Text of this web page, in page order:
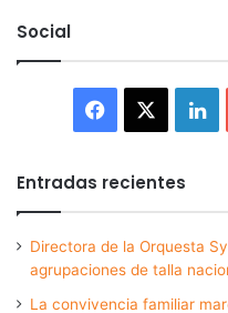
Social
Facebook
Entradas recientes
Directora de la Orquesta
agrupaciones de talla
La convivencia familiar